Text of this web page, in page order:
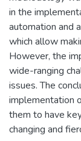
in the
automation and
which allow
However, the
wide-ranging
issues. The
implementation
them to have
changing and